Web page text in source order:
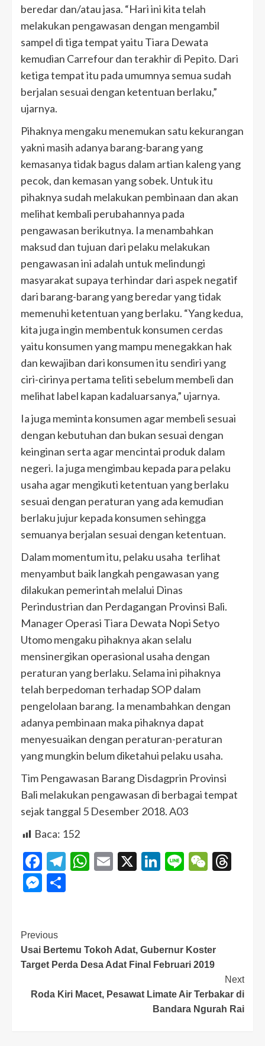
beredar dan/atau jasa. “Hari ini kita telah
melakukan pengawasan dengan mengambil
sampel di tiga tempat yaitu Tiara Dewata
kemudian Carrefour dan terakhir di Pepito. Dari
ketiga tempat itu pada umumnya semua sudah
berjalan sesuai dengan ketentuan berlaku,”
ujarnya.
Pihaknya mengaku menemukan satu kekurangan
yakni masih adanya barang-barang yang
kemasanya tidak bagus dalam artian kaleng yang
pecok, dan kemasan yang sobek. Untuk itu
pihaknya sudah melakukan pembinaan dan akan
melihat kembali perubahannya pada
pengawasan berikutnya. Ia menambahkan
maksud dan tujuan dari pelaku melakukan
pengawasan ini adalah untuk melindungi
masyarakat supaya terhindar dari aspek negatif
dari barang-barang yang beredar yang tidak
memenuhi ketentuan yang berlaku. “Yang kedua,
kita juga ingin membentuk konsumen cerdas
yaitu konsumen yang mampu menegakkan hak
dan kewajiban dari konsumen itu sendiri yang
ciri-cirinya pertama teliti sebelum membeli dan
melihat label kapan kadaluarsanya,” ujarnya.
Ia juga meminta konsumen agar membeli sesuai
dengan kebutuhan dan bukan sesuai dengan
keinginan serta agar mencintai produk dalam
negeri. Ia juga mengimbau kepada para pelaku
usaha agar mengikuti ketentuan yang berlaku
sesuai dengan peraturan yang ada kemudian
berlaku jujur kepada konsumen sehingga
semuanya berjalan sesuai dengan ketentuan.
Dalam momentum itu, pelaku usaha terlihat
menyambut baik langkah pengawasan yang
dilakukan pemerintah melalui Dinas
Perindustrian dan Perdagangan Provinsi Bali.
Manager Operasi Tiara Dewata Nopi Setyo
Utomo mengaku pihaknya akan selalu
mensinergikan operasional usaha dengan
peraturan yang berlaku. Selama ini pihaknya
telah berpedoman terhadap SOP dalam
pengelolaan barang. Ia menambahkan dengan
adanya pembinaan maka pihaknya dapat
menyesuaikan dengan peraturan-peraturan
yang mungkin belum diketahui pelaku usaha.
Tim Pengawasan Barang Disdagprin Provinsi
Bali melakukan pengawasan di berbagai tempat
sejak tanggal 5 Desember 2018. A03
Baca: 152
Facebook
Telegram
WhatsApp
Email
X LinkedIn
Line
Messenger
Previous
Usai Bertemu Tokoh Adat, Gubernur Koster
Target Perda Desa Adat Final Februari 2019
Next
Roda Kiri Macet, Pesawat Limate Air Terbakar di
Bandara Ngurah Rai